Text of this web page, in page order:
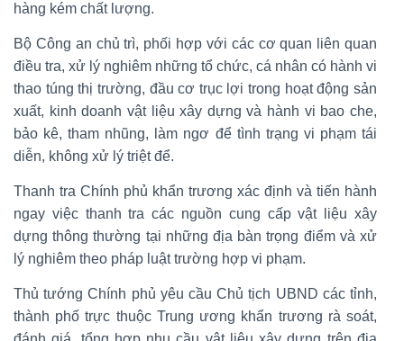
hàng kém chất lượng.
Bộ Công an chủ trì, phối hợp với các cơ quan liên quan
điều tra, xử lý nghiêm những tổ chức, cá nhân có hành vi
thao túng thị trường, đầu cơ trục lợi trong hoạt động sản
xuất, kinh doanh vật liệu xây dựng và hành vi bao che,
bảo kê, tham nhũng, làm ngơ để tình trạng vi phạm tái
diễn, không xử lý triệt để.
Thanh tra Chính phủ khẩn trương xác định và tiến hành
ngay việc thanh tra các nguồn cung cấp vật liệu xây
dựng thông thường tại những địa bàn trọng điểm và xử
lý nghiêm theo pháp luật trường hợp vi phạm.
Thủ tướng Chính phủ yêu cầu Chủ tịch UBND các tỉnh,
thành phố trực thuộc Trung ương khẩn trương rà soát,